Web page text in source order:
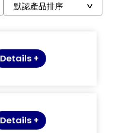
Details +
Details +